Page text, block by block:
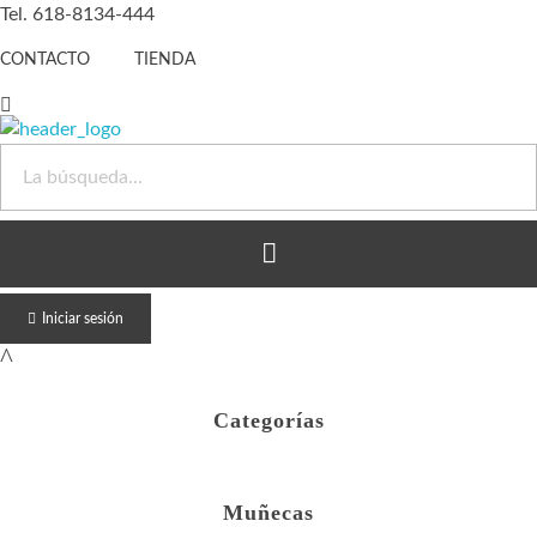
Tel. 618-8134-444
CONTACTO TIENDA
Iniciar sesión
Categorías
Muñecas